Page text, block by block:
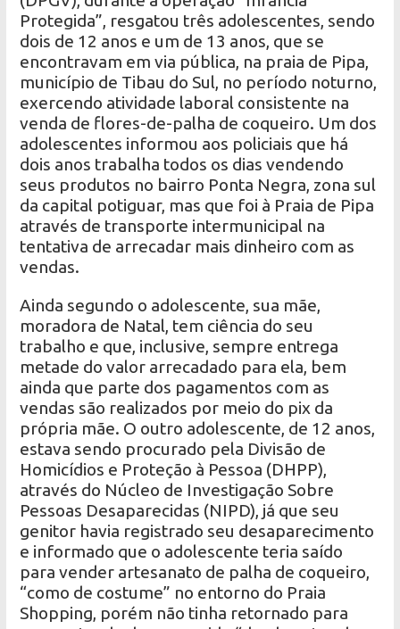
Protegida”, resgatou três adolescentes, sendo
dois de 12 anos e um de 13 anos, que se
encontravam em via pública, na praia de Pipa,
município de Tibau do Sul, no período noturno,
exercendo atividade laboral consistente na
venda de flores-de-palha de coqueiro. Um dos
adolescentes informou aos policiais que há
dois anos trabalha todos os dias vendendo
seus produtos no bairro Ponta Negra, zona sul
da capital potiguar, mas que foi à Praia de Pipa
através de transporte intermunicipal na
tentativa de arrecadar mais dinheiro com as
vendas.
Ainda segundo o adolescente, sua mãe,
moradora de Natal, tem ciência do seu
trabalho e que, inclusive, sempre entrega
metade do valor arrecadado para ela, bem
ainda que parte dos pagamentos com as
vendas são realizados por meio do pix da
própria mãe. O outro adolescente, de 12 anos,
estava sendo procurado pela Divisão de
Homicídios e Proteção à Pessoa (DHPP),
através do Núcleo de Investigação Sobre
Pessoas Desaparecidas (NIPD), já que seu
genitor havia registrado seu desaparecimento
e informado que o adolescente teria saído
para vender artesanato de palha de coqueiro,
“como de costume” no entorno do Praia
Shopping, porém não tinha retornado para